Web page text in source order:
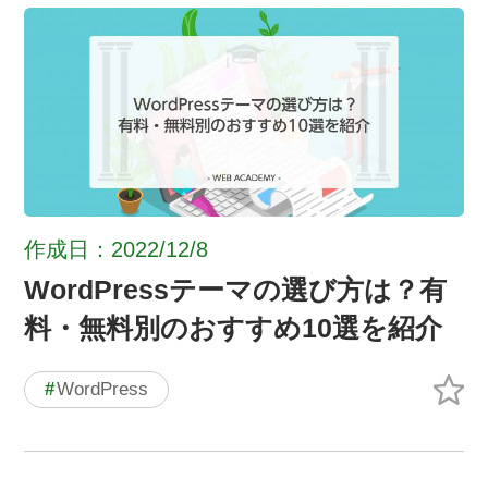
作成日：2022/12/8
WordPressテーマの選び方は？有
料・無料別のおすすめ10選を紹介
#WordPress